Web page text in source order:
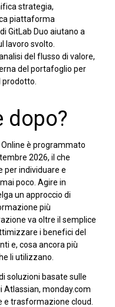
strategia,
piattaforma
GitLab Duo aiutano a
lavoro svolto.
del flusso di valore,
del portafoglio per
prodotto.
dopo?
è programmato
2026, il che
per individuare e
poco. Agire in
un approccio di
più
va oltre il semplice
i benefici del
e, cosa ancora più
li utilizzano.
soluzioni basate sulle
Atlassian, monday.com
e trasformazione cloud.